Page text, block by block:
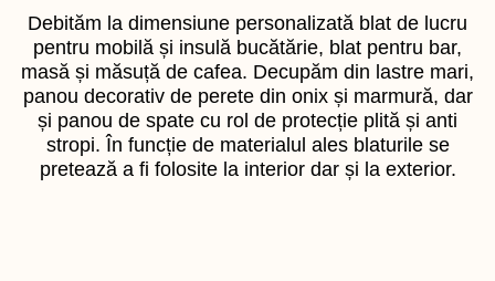
Debităm la dimensiune personalizată blat de lucru
pentru mobilă și insulă bucătărie, blat pentru bar,
masă și măsuță de cafea. Decupăm din lastre mari,
panou decorativ de perete din onix și marmură, dar
și panou de spate cu rol de protecție plită și anti
stropi. În funcție de materialul ales blaturile se
pretează a fi folosite la interior dar și la exterior.